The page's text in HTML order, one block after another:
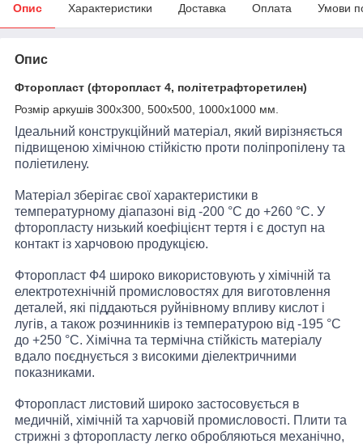
Опис Характеристики Доставка Оплата Умови
Опис
Фторопласт (фторопласт 4, політетрафторетилен)
Розмір аркушів 300х300, 500х500, 1000х1000 мм.
Ідеальний конструкційний матеріал, який вирізняється
підвищеною хімічною стійкістю проти поліпропілену та
поліетилену.
Матеріал зберігає свої характеристики в
температурному діапазоні від -200 °C до +260 °C. У
фторопласту низький коефіцієнт тертя і є доступ на
контакт із харчовою продукцією.
Фторопласт Ф4 широко використовують у хімічній та
електротехнічній промисловостях для виготовлення
деталей, які піддаються руйнівному впливу кислот і
лугів, а також розчинників із температурою від -195 °C
до +250 °C. Хімічна та термічна стійкість матеріалу
вдало поєднується з високими діелектричними
показниками.
Фторопласт листовий широко застосовується в
медичній, хімічній та харчовій промисловості. Плити та
стрижні з фторопласту легко обробляються механічно,